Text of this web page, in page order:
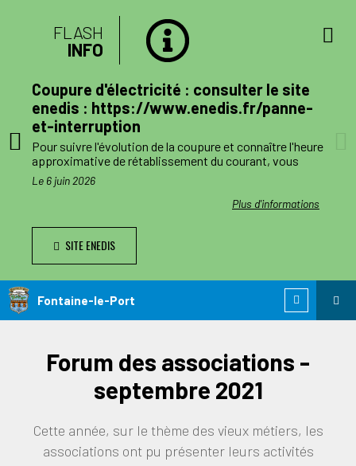
le
est
FLASH
INFO
Coupure d'électricité : consulter le site
enedis : https://www.enedis.fr/panne-
et-interruption
Plus d'informations
Pour suivre l'évolution de la coupure et connaître l'heure
approximative de rétablissement du courant, vous
pouvez consulter le site enedis.fr/panne-et-
interruption ou télécharger l'application Enedis à mes
côtés. Toutefois l'alimentation pourra être rétablie à
Le jour des travaux, si vous avez besoin d’information
complémentaire, vous pourrez nous joindre au numéro
Le 6 juin 2026
SITE ENEDIS
Fontaine-le-Port
Forum des associations -
septembre 2021
Cette année, sur le thème des vieux métiers, les
associations ont pu présenter leurs activités